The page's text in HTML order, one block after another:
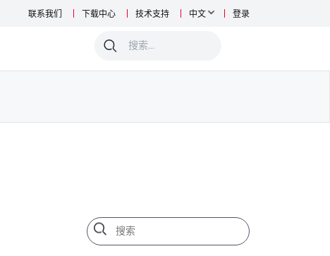
联系我们 下载中心 技术支持 中文 登录
0